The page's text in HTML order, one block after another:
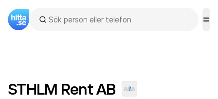
STHLM RentAB